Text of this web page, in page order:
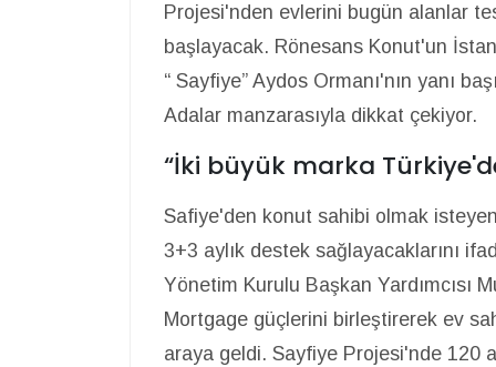
Projesi'nden evlerini bugün alanlar
başlayacak. Rönesans Konut'un
“ Sayfiye” Aydos Ormanı'nın yanı
Adalar manzarasıyla dikkat çekiyor.
“İki büyük marka
Safiye'den konut sahibi olmak
3+3 aylık destek sağlayacaklarını
Yönetim Kurulu Başkan Yardımcısı
Mortgage güçlerini birleştirerek ev
araya geldi. Sayfiye Projesi'nde 120